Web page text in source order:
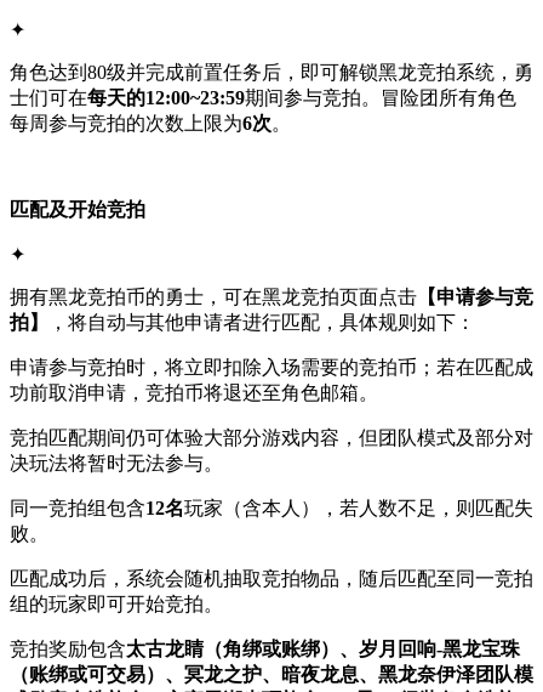
✦
角色达到80级并完成前置任务后，即可解锁黑龙竞拍系统，勇
士们可在每天的12:00~23:59期间参与竞拍。冒险团所有角色
每周参与竞拍的次数上限为6次。
匹配及开始竞拍
✦
拥有黑龙竞拍币的勇士，可在黑龙竞拍页面点击 【申请参与竞
拍】
，将自动与其他申请者进行匹配，具体规则如下：
申请参与竞拍时，将立即扣除入场需要的竞拍币；若在匹配成
功前取消申请，竞拍币将退还至角色邮箱。
竞拍匹配期间仍可体验大部分游戏内容，但团队模式及部分对
决玩法将暂时无法参与。
同一竞拍组包含12名玩家（含本人），若人数不足，则匹配失
败。
匹配成功后，系统会随机抽取竞拍物品，随后匹配至同一竞拍
组的玩家即可开始竞拍。
竞拍奖励包含太古龙睛（角绑或账绑）、岁月回响-黑龙宝珠
（账绑或可交易）、冥龙之护、暗夜龙息、黑龙奈伊泽团队模